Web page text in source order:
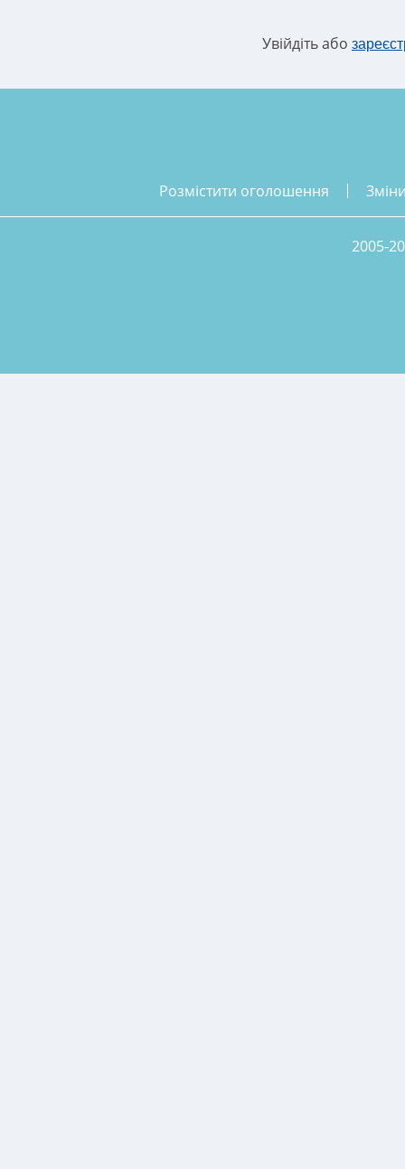
Увійдіть або
розмістити оголошення
2005-